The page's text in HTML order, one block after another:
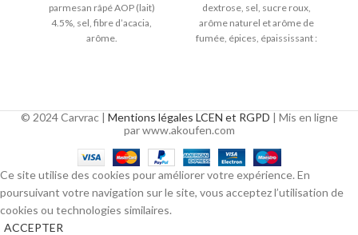
parmesan râpé AOP (lait)
4.5%, sel, fibre d’acacia,
arôme.
dextrose, sel, sucre roux,
arôme naturel et arôme de
fumée, épices, épaississant :
© 2024 Carvrac | Mentions légales LCEN et RGPD | Mis en ligne
par www.akoufen.com
Ce site utilise des cookies pour améliorer votre expérience. En
poursuivant votre navigation sur le site, vous acceptez l’utilisation de
cookies ou technologies similaires.
ACCEPTER